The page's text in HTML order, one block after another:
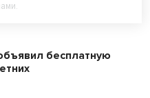
бесплатную